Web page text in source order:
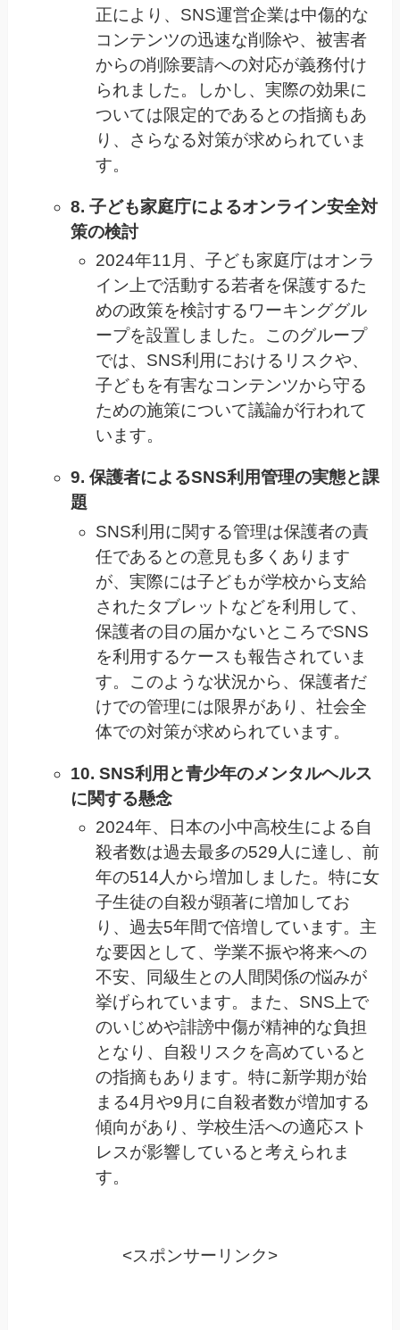
正により、SNS運営企業は中傷的な
コンテンツの迅速な削除や、被害者
からの削除要請への対応が義務付け
られました。しかし、実際の効果に
ついては限定的であるとの指摘もあ
り、さらなる対策が求められていま
す。
8. 子ども家庭庁によるオンライン安全対
策の検討
2024年11月、子ども家庭庁はオンラ
イン上で活動する若者を保護するた
めの政策を検討するワーキンググル
ープを設置しました。このグループ
では、SNS利用におけるリスクや、
子どもを有害なコンテンツから守る
ための施策について議論が行われて
います。
9. 保護者によるSNS利用管理の実態と課
題
SNS利用に関する管理は保護者の責
任であるとの意見も多くあります
が、実際には子どもが学校から支給
されたタブレットなどを利用して、
保護者の目の届かないところでSNS
を利用するケースも報告されていま
す。このような状況から、保護者だ
けでの管理には限界があり、社会全
体での対策が求められています。
10. SNS利用と青少年のメンタルヘルス
に関する懸念
2024年、日本の小中高校生による自
殺者数は過去最多の529人に達し、前
年の514人から増加しました。特に女
子生徒の自殺が顕著に増加してお
り、過去5年間で倍増しています。主
な要因として、学業不振や将来への
不安、同級生との人間関係の悩みが
挙げられています。また、SNS上で
のいじめや誹謗中傷が精神的な負担
となり、自殺リスクを高めていると
の指摘もあります。特に新学期が始
まる4月や9月に自殺者数が増加する
傾向があり、学校生活への適応スト
レスが影響していると考えられま
す。
<スポンサーリンク>